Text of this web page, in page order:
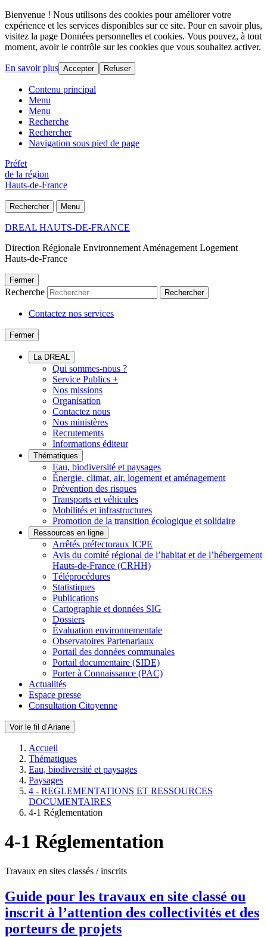
Bienvenue ! Nous utilisons des cookies pour améliorer votre
expérience et les services disponibles sur ce site. Pour en savoir plus,
visitez la page Données personnelles et cookies. Vous pouvez, à tout
moment, avoir le contrôle sur les cookies que vous souhaitez activer.
En savoir plus Accepter Refuser
Contenu principal
Menu
Menu
Recherche
Rechercher
Navigation sous pied de page
Préfet
de la région
Hauts-de-France
Rechercher Menu
DREAL HAUTS-DE-FRANCE
Direction Régionale Environnement Aménagement Logement
Hauts-de-France
Fermer
Recherche Rechercher
Contactez nos services
Fermer
La DREAL
Qui sommes-nous ?
Service Publics +
Nos missions
Organisation
Contactez nous
Nos ministères
Recrutements
Informations éditeur
Thématiques
Eau, biodiversité et paysages
Énergie, climat, air, logement et aménagement
Prévention des risques
Transports et véhicules
Mobilités et infrastructures
Promotion de la transition écologique et solidaire
Ressources en ligne
Arrêtés préfectoraux ICPE
Avis du comité régional de l’habitat et de l’hébergement
Hauts-de-France (CRHH)
Téléprocédures
Statistiques
Publications
Cartographie et données SIG
Dossiers
Évaluation environnementale
Observatoires Partenariaux
Portail des données communales
Portail documentaire (SIDE)
Porter à Connaissance (PAC)
Actualités
Espace presse
Consultation Citoyenne
Voir le fil d’Ariane
Accueil
Thématiques
Eau, biodiversité et paysages
Paysages
4 - REGLEMENTATIONS ET RESSOURCES
DOCUMENTAIRES
4-1 Réglementation
4-1 Réglementation
Travaux en sites classés / inscrits
Guide pour les travaux en site classé ou
inscrit à l’attention des collectivités et des
porteurs de projets